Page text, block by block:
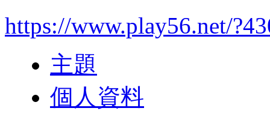
https://www.play56.net/
主題
個人資料